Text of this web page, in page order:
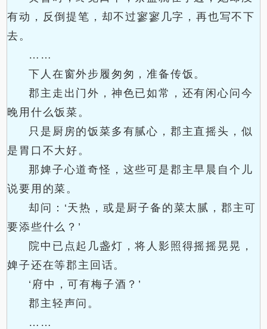
有动，反倒提笔，却不过寥寥几字，再也写不下
去。
……
下人在窗外步履匆匆，准备传饭。
郡主走出门外，神色已如常，还有闲心问今
晚用什么饭菜。
只是厨房的饭菜多有腻心，郡主直摇头，似
是胃口不大好。
那婢子心道奇怪，这些可是郡主早晨自个儿
说要用的菜。
却问：‘天热，或是厨子备的菜太腻，郡主可
要添些什么？’
院中已点起几盏灯，将人影照得摇摇晃晃，
婢子还在等郡主回话。
‘府中，可有梅子酒？’
郡主轻声问。
……